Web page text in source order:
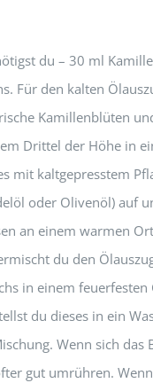
du – 30 ml
Für den kalten
Kamillenblüten
Drittel der Höhe in
mit kaltgepresstem
oder Olivenöl) auf
an einem warmen
du den
in einem feuerfesten
du dieses in ein
Wenn sich das
gut umrühren.